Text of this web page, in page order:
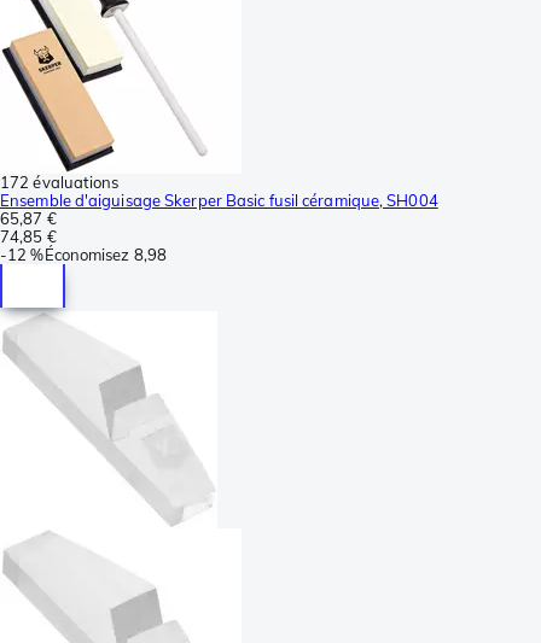
172 évaluations
Ensemble d'aiguisage Skerper Basic fusil céramique, SH004
65,87 €
74,85 €
-12 %Économisez 8,98